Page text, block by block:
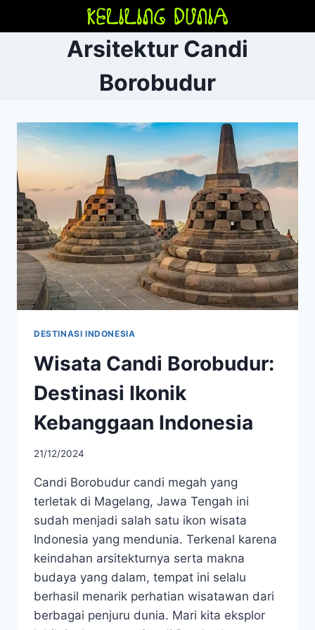
Arsitektur Candi
Borobudur
DESTINASI INDONESIA
Wisata Candi Borobudur:
Destinasi Ikonik
Kebanggaan Indonesia
21/12/2024
Candi Borobudur candi megah yang
terletak di Magelang, Jawa Tengah ini
sudah menjadi salah satu ikon wisata
Indonesia yang mendunia. Terkenal karena
keindahan arsitekturnya serta makna
budaya yang dalam, tempat ini selalu
berhasil menarik perhatian wisatawan dari
berbagai penjuru dunia. Mari kita eksplor